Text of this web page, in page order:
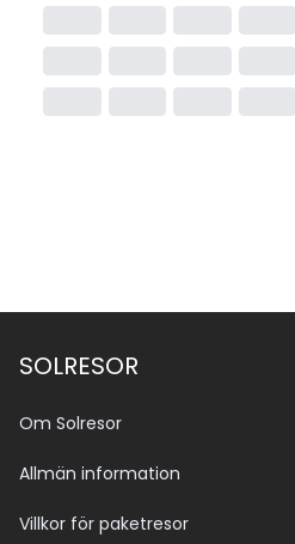
SOLRESOR
Om Solresor
Allmän information
Villkor för paketresor